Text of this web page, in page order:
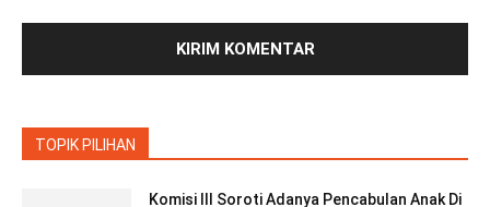
TOPIK PILIHAN
Komisi III Soroti Adanya Pencabulan Anak Di